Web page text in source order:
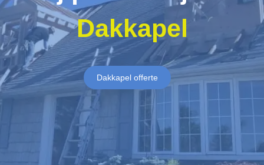
Dakkapel
Dakkapel offerte